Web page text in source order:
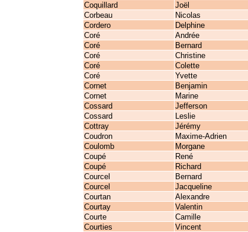
Coquillard
Joël
Corbeau
Nicolas
Cordero
Delphine
Coré
Andrée
Coré
Bernard
Coré
Christine
Coré
Colette
Coré
Yvette
Cornet
Benjamin
Cornet
Marine
Cossard
Jefferson
Cossard
Leslie
Cottray
Jérémy
Coudron
Maxime-Adrien
Coulomb
Morgane
Coupé
René
Coupé
Richard
Courcel
Bernard
Courcel
Jacqueline
Courtan
Alexandre
Courtay
Valentin
Courte
Camille
Courties
Vincent